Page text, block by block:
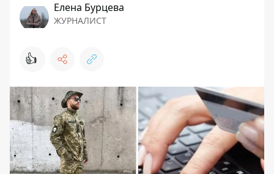
Елена Бурцева
ЖУРНАЛИСТ
👍